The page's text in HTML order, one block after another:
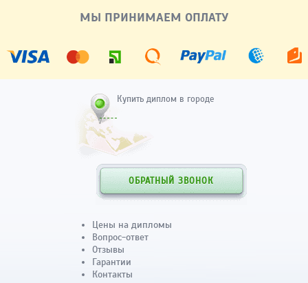
МЫ ПРИНИМАЕМ ОПЛАТУ
Купить диплом в городе
ОБРАТНЫЙ ЗВОНОК
Цены на дипломы
Вопрос-ответ
Отзывы
Гарантии
Контакты